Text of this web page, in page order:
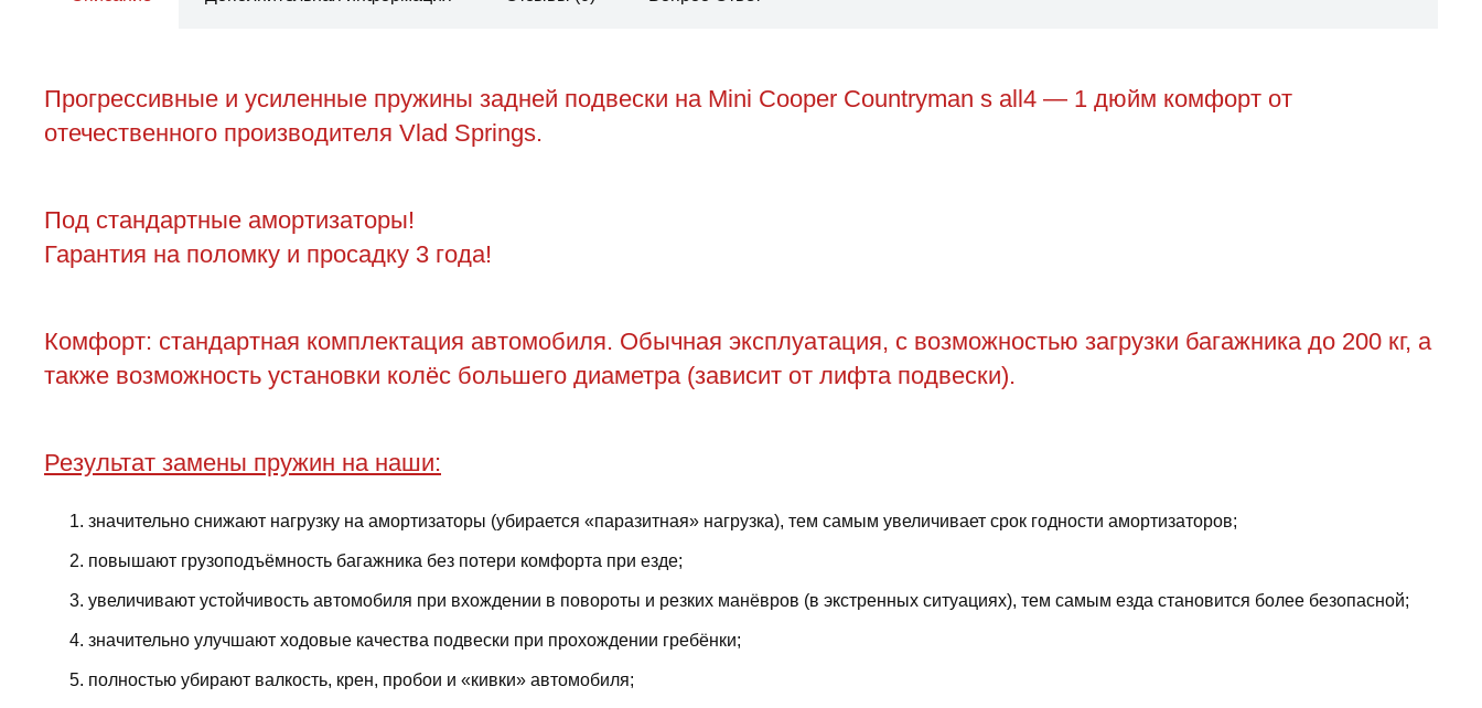
Прогрессивные и усиленные пружины задней подвески на Mini Cooper Countryman s all4 — 1 дюйм комфорт от
отечественного производителя Vlad Springs.
Под стандартные амортизаторы!
Гарантия на поломку и просадку 3 года!
Комфорт: стандартная комплектация автомобиля. Обычная эксплуатация, с возможностью загрузки багажника до 200 кг, а
также возможность установки колёс большего диаметра (зависит от лифта подвески).
Результат замены пружин на наши:
значительно снижают нагрузку на амортизаторы (убирается «паразитная» нагрузка), тем самым увеличивает срок годности амортизаторов;
повышают грузоподъёмность багажника без потери комфорта при езде;
увеличивают устойчивость автомобиля при вхождении в повороты и резких манёвров (в экстренных ситуациях), тем самым езда становится более безопасной;
значительно улучшают ходовые качества подвески при прохождении гребёнки;
полностью убирают валкость, крен, пробои и «кивки» автомобиля;